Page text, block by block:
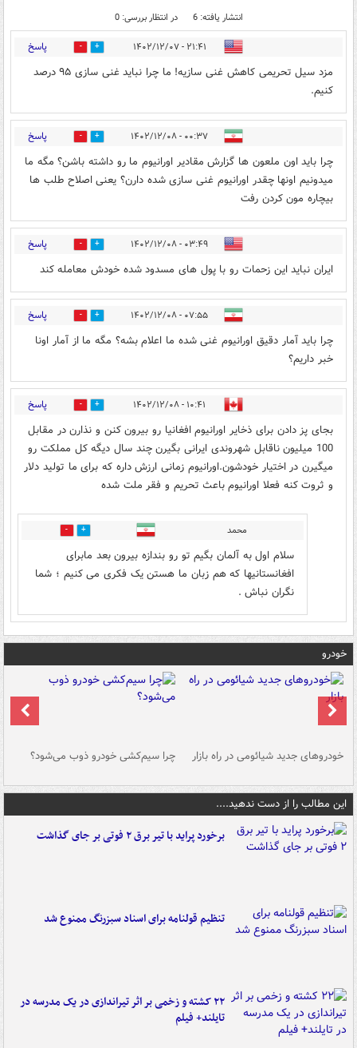
انتشار یافته: 6 در انتظار بررسی: 0
۲۱:۴۱ - ۱۴۰۲/۱۲/۰۷ 1 پاسخ
مزد سیل تحریمی کاهش غنی سازیه! ما چرا نباید غنی سازی ۹۵ درصد
کنیم.
۰۰:۳۷ - ۱۴۰۲/۱۲/۰۸ 4 پاسخ
چرا باید اون ملعون ها گزارش مقادیر اورانیوم ما رو داشته باشن؟ مگه ما
میدونیم اونها چقدر اورانیوم غنی سازی شده دارن؟ یعنی اصلاح طلب ها
بیچاره مون کردن رفت
۰۳:۴۹ - ۱۴۰۲/۱۲/۰۸ 4 پاسخ
ایران نباید این زحمات رو با پول های مسدود شده خودش معامله کند
۰۷:۵۵ - ۱۴۰۲/۱۲/۰۸ 3 پاسخ
چرا باید آمار دقیق اورانیوم غنی شده ما اعلام بشه؟ مگه ما از آمار اونا
خبر داریم؟
۱۰:۴۱ - ۱۴۰۲/۱۲/۰۸ 2 پاسخ
بجای پز دادن برای ذخایر اورانیوم افغانیا رو بیرون کنن و نذارن در مقابل
100 میلیون ناقابل شهروندی ایرانی بگیرن چند سال دیگه کل مملکت رو
میگیرن در اختیار خودشون.اورانیوم زمانی ارزش داره که برای ما تولید دلار
و ثروت کنه فعلا اورانیوم باعث تحریم و فقر ملت شده
محمد 0
سلام اول به آلمان بگیم تو رو بندازه بیرون بعد مابرای
افغانستانیها که هم زبان ما هستن یک فکری می کنیم ؛ شما
نگران نباش .
خودرو
خودروهای جدید شیائومی در راه بازار چرا سیم‌کشی خودرو ذوب می‌شود؟
این مطالب را از دست ندهید....
برخورد پراید با تیر برق ۲ فوتی بر جای گذاشت
تنظیم قولنامه برای اسناد سبزرنگ ممنوع شد
۲۲ کشته و زخمی بر اثر تیراندازی در یک مدرسه در
تایلند+ فیلم